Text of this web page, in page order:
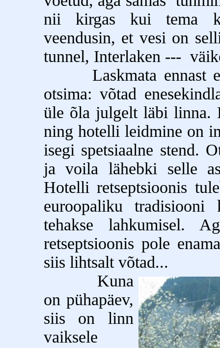
nii kirgas kui tema
veendusin, et vesi on
tunnel, Interlaken ---
Laskmata ennast
otsima: võtad
üle õla julgelt läbi linna.
ning hotelli leidmine on
isegi spetsiaalne stend.
ja voila lähebki selle
Hotelli retseptsioonis
euroopaliku
tehakse lahkumisel.
retseptsioonis pole
siis lihtsalt võtad...
Kuna
on pühapäev,
siis on linn
vaiksele